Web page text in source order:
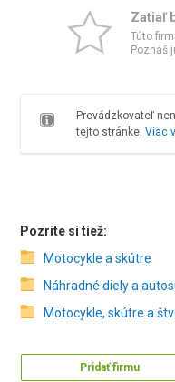
Zatiaľ
Túto
Poznáš
Prevádzkovateľ
tejto stránke. Viac
Pozrite si tiež:
Motocykle a skútre
Náhradné diely a
Motocykle, skútre a
Pridať firmu